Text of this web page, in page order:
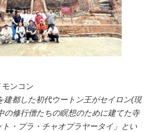
ンコン
建都した初代ウートン王がセイロン(現
の修行僧たちの瞑想のために建てた寺
・プラ・チャオプラヤータイ」とい